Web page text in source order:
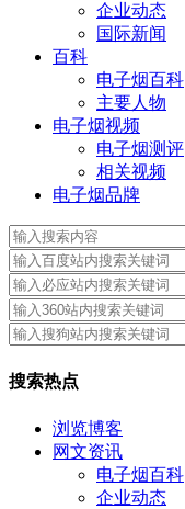
企业动态
国际新闻
百科
电子烟百科
主要人物
电子烟视频
电子烟测评
相关视频
电子烟品牌
搜索热点
浏览博客
网文资讯
电子烟百科
企业动态